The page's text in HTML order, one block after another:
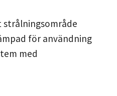
för användning
med